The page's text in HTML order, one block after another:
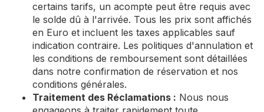
certains tarifs, un acompte peut être requis avec
le solde dû à l'arrivée. Tous les prix sont affichés
en Euro et incluent les taxes applicables sauf
indication contraire. Les politiques d'annulation et
les conditions de remboursement sont détaillées
dans notre confirmation de réservation et nos
conditions générales.
Traitement des Réclamations : Nous nous